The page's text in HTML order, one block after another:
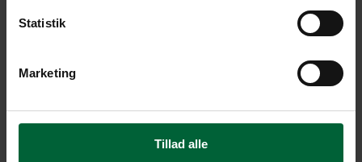
Statistik
Marketing
Tillad alle